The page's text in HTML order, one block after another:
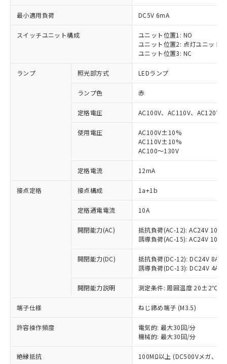
最小適用負荷 DC5V 6mA
スイッチユニット構成
ユニット位置1: NO
ユニット位置2: 点灯ユニット
ユニット位置3: NC
ランプ 照光部方式 LEDランプ
ランプ色 赤
定格電圧 AC100V、AC110V、AC120V
使用電圧
AC100V±10%
AC110V±10%
AC100～130V
定格電流 12mA
接点定格 接点構成 1a+1b
定格通電電流 10A
開閉能力(AC)
抵抗負荷(AC-12): AC24V 10A/
誘導負荷(AC-15): AC24V
開閉能力(DC)
抵抗負荷(DC-12): DC24V 8A/
誘導負荷(DC-13): DC24V 4A/
開閉能力説明 測定条件: 周囲温度 20±2℃、
端子仕様 ねじ締め端子 (M3.5)
許容操作頻度
電気的: 最大30回/分
機械的: 最大30回/分
絶縁抵抗 100MΩ以上 (DC500Vメガ、点
ご利用条件
以下の条件をお読みいただき、同意のうえ
本サービスは、当社制御機器事業取扱
商品の当社在庫状況および標準価格
(税抜)を提供させていただくもので
当社制御機器事業取扱商品の中には、
※1 対応状況
対応済み：EU RoHS指令（10物質）の
対応予定：EU RoHS指令（10物質）の非含
有に対応した製品に切り替える予定のある
対応予定なし：EU RoHS指令（10物質）の
非含有に非対応の商品で、対応品を出す予
調査・確認中：EU RoHS指令（10物質）の
非含有の対応状況を調査中または確認中の
商品です。
非該当品：ライセンス料など無形物で、有
害物質有無と関係のない商品です。
「○」：最大均質材料含有率が中国RoHSの
「×」：最大均質材料含有率が中国RoHSの